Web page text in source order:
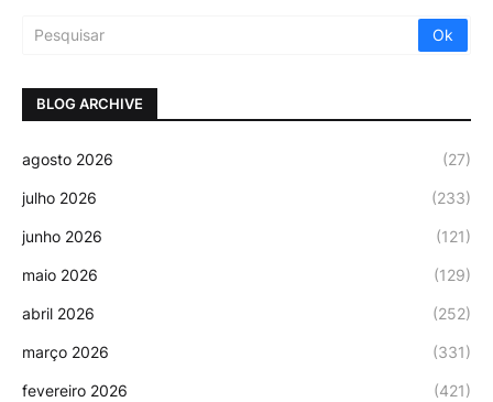
BLOG ARCHIVE
agosto 2026 (27)
julho 2026 (233)
junho 2026 (121)
maio 2026 (129)
abril 2026 (252)
março 2026 (331)
fevereiro 2026 (421)